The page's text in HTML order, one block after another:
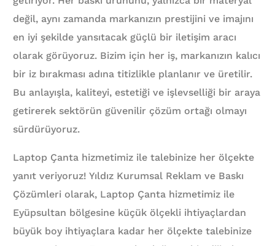
değil, aynı zamanda markanızın prestijini ve imajını
en iyi şekilde yansıtacak güçlü bir iletişim aracı
olarak görüyoruz. Bizim için her iş, markanızın kalıcı
bir iz bırakması adına titizlikle planlanır ve üretilir.
Bu anlayışla, kaliteyi, estetiği ve işlevselliği bir araya
getirerek sektörün güvenilir çözüm ortağı olmayı
sürdürüyoruz.
Laptop Çanta hizmetimiz ile talebinize her ölçekte
yanıt veriyoruz! Yıldız Kurumsal Reklam ve Baskı
Çözümleri olarak, Laptop Çanta hizmetimiz ile
Eyüpsultan bölgesine küçük ölçekli ihtiyaçlardan
büyük boy ihtiyaçlara kadar her ölçekte talebinize